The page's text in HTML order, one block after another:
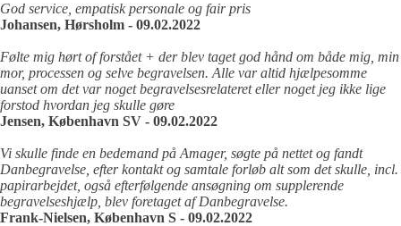
God service, empatisk personale og fair pris
Johansen, Hørsholm - 09.02.2022
Følte mig hørt of forstået + der blev taget god hånd om både mig, min
mor, processen og selve begravelsen. Alle var altid hjælpesomme
uanset om det var noget begravelsesrelateret eller noget jeg ikke lige
forstod hvordan jeg skulle gøre
Jensen, København SV - 09.02.2022
Vi skulle finde en bedemand på Amager, søgte på nettet og fandt
Danbegravelse, efter kontakt og samtale forløb alt som det skulle, incl.
papirarbejdet, også efterfølgende ansøgning om supplerende
begravelseshjælp, blev foretaget af Danbegravelse.
Frank-Nielsen, København S - 09.02.2022